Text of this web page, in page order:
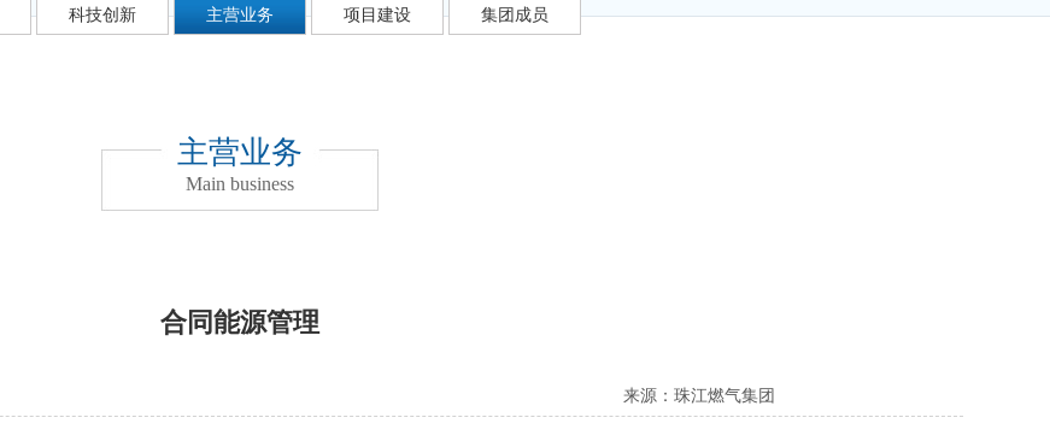
科技创新 主营业务 项目建设 集团成员
主营业务
Main business
合同能源管理
来源：珠江燃气集团